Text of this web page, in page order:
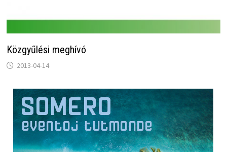
Közgyűlési meghívó
2013-04-14